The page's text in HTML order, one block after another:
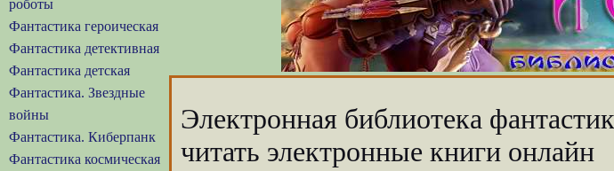
роботы
Фантастика героическая
Фантастика детективная
Фантастика детская
Фантастика. Звездные
войны
Фантастика. Киберпанк
Фантастика космическая
Электронная библиотека
читать электронные книги онлайн